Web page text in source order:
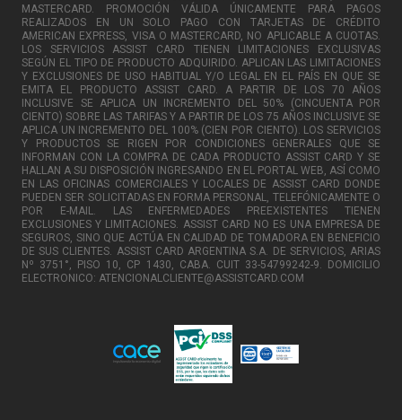
MASTERCARD. PROMOCIÓN VÁLIDA ÚNICAMENTE PARA PAGOS
REALIZADOS EN UN SOLO PAGO CON TARJETAS DE CRÉDITO
AMERICAN EXPRESS, VISA O MASTERCARD, NO APLICABLE A CUOTAS.
LOS SERVICIOS ASSIST CARD TIENEN LIMITACIONES EXCLUSIVAS
SEGÚN EL TIPO DE PRODUCTO ADQUIRIDO. APLICAN LAS LIMITACIONES
Y EXCLUSIONES DE USO HABITUAL Y/O LEGAL EN EL PAÍS EN QUE SE
EMITA EL PRODUCTO ASSIST CARD. A PARTIR DE LOS 70 AÑOS
INCLUSIVE SE APLICA UN INCREMENTO DEL 50% (CINCUENTA POR
CIENTO) SOBRE LAS TARIFAS Y A PARTIR DE LOS 75 AÑOS INCLUSIVE SE
APLICA UN INCREMENTO DEL 100% (CIEN POR CIENTO). LOS SERVICIOS
Y PRODUCTOS SE RIGEN POR CONDICIONES GENERALES QUE SE
INFORMAN CON LA COMPRA DE CADA PRODUCTO ASSIST CARD Y SE
HALLAN A SU DISPOSICIÓN INGRESANDO EN EL PORTAL WEB, ASÍ COMO
EN LAS OFICINAS COMERCIALES Y LOCALES DE ASSIST CARD DONDE
PUEDEN SER SOLICITADAS EN FORMA PERSONAL, TELEFÓNICAMENTE O
POR E-MAIL. LAS ENFERMEDADES PREEXISTENTES TIENEN
EXCLUSIONES Y LIMITACIONES. ASSIST CARD NO ES UNA EMPRESA DE
SEGUROS, SINO QUE ACTÚA EN CALIDAD DE TOMADORA EN BENEFICIO
DE SUS CLIENTES. ASSIST CARD ARGENTINA S.A. DE SERVICIOS, ARIAS
Nº 3751°, PISO 10, CP 1430, CABA. CUIT 33-54799242-9. DOMICILIO
ELECTRONICO: ATENCIONALCLIENTE@ASSISTCARD.COM